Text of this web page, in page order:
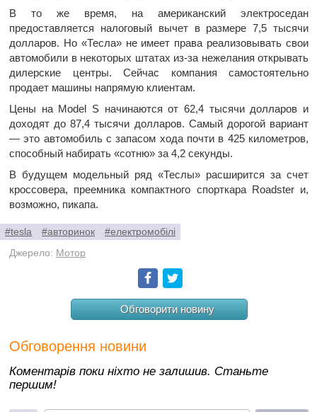
В то же время, на американский электроседан
предоставляется налоговый вычет в размере 7,5 тысячи
долларов. Но «Тесла» не имеет права реализовывать свои
автомобили в некоторых штатах из-за нежелания открывать
дилерские центры. Сейчас компания самостоятельно
продает машины напрямую клиентам.
Цены на Model S начинаются от 62,4 тысячи долларов и
доходят до 87,4 тысячи долларов. Самый дорогой вариант
— это автомобиль с запасом хода почти в 425 километров,
способный набирать «сотню» за 4,2 секунды.
В будущем модельный ряд «Теслы» расширится за счет
кроссовера, преемника компактного спорткара Roadster и,
возможно, пикапа.
#tesla #авторинок
#електромобілі
Джерело: Мотор
Facebook
Обговорити новину
Обговорення новини
Коментарів поки ніхто не залишив. Станьте
першим!